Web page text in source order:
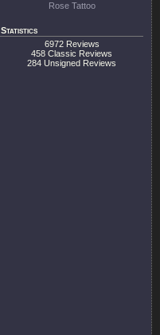
Rose Tattoo
Statistics
6972 Reviews
458 Classic Reviews
284 Unsigned Reviews